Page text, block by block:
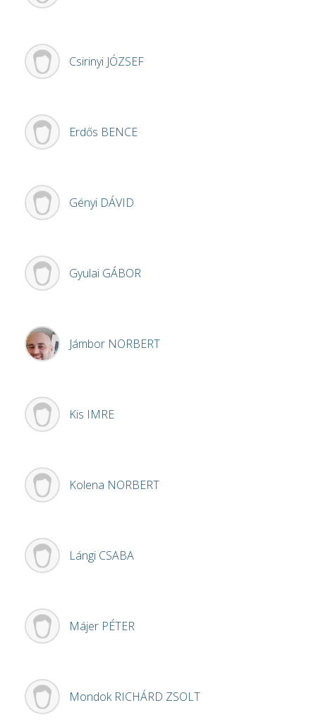
Csirinyi JÓZSEF
Erdős BENCE
Gényi DÁVID
Gyulai GÁBOR
Jámbor NORBERT
Kis IMRE
Kolena NORBERT
Lángi CSABA
Májer PÉTER
Mondok RICHÁRD ZSOLT